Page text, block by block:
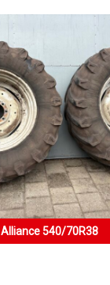
Alliance 540/70R38